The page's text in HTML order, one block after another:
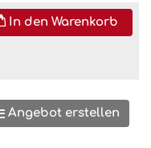
In den Warenkorb
Angebot erstellen